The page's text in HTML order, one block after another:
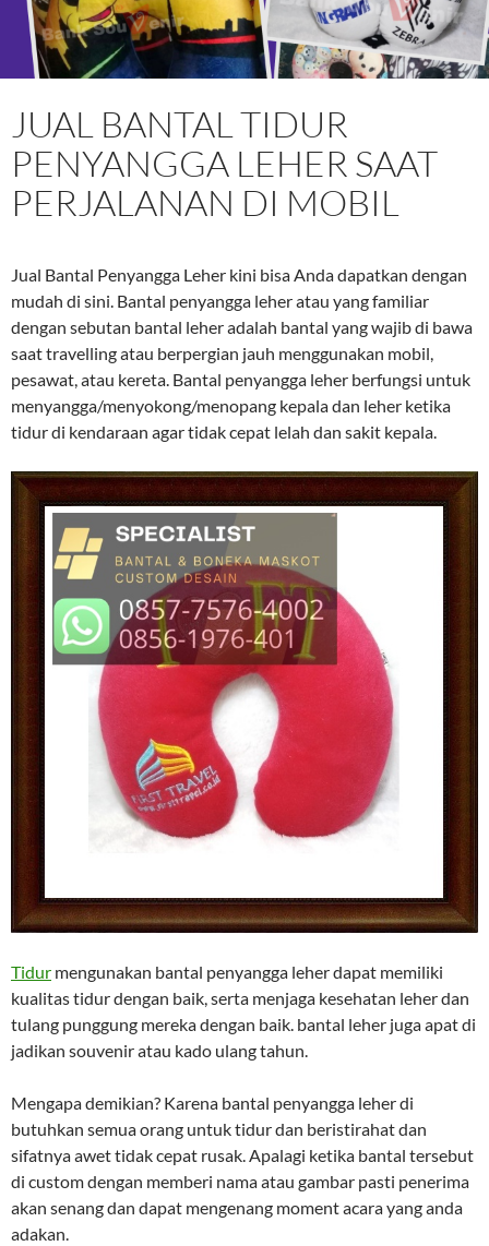
JUAL BANTAL TIDUR
PENYANGGA LEHER SAAT
PERJALANAN DI MOBIL
Jual Bantal Penyangga Leher kini bisa Anda dapatkan dengan
mudah di sini. Bantal penyangga leher atau yang familiar
dengan sebutan bantal leher adalah bantal yang wajib di bawa
saat travelling atau berpergian jauh menggunakan mobil,
pesawat, atau kereta. Bantal penyangga leher berfungsi untuk
menyangga/menyokong/menopang kepala dan leher ketika
tidur di kendaraan agar tidak cepat lelah dan sakit kepala.
Tidur mengunakan bantal penyangga leher dapat memiliki
kualitas tidur dengan baik, serta menjaga kesehatan leher dan
tulang punggung mereka dengan baik. bantal leher juga apat di
jadikan souvenir atau kado ulang tahun.
Mengapa demikian? Karena bantal penyangga leher di
butuhkan semua orang untuk tidur dan beristirahat dan
sifatnya awet tidak cepat rusak. Apalagi ketika bantal tersebut
di custom dengan memberi nama atau gambar pasti penerima
akan senang dan dapat mengenang moment acara yang anda
adakan.